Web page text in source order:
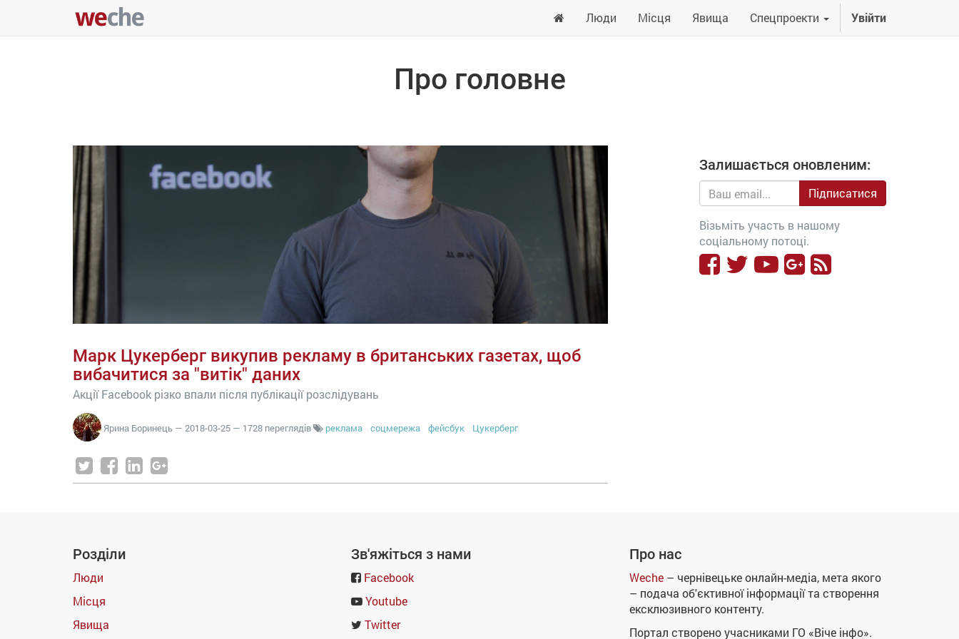
Люди Місця Явища Спецпроекти Увійти
Про головне
Марк Цукерберг викупив рекламу в британських газетах, щоб
вибачитися за "витік" даних
Акції Facebook різко впали після публікації розслідувань
Ярина Боринець — 2018-03-25 — 1728 переглядів реклама соцмережа фейсбук Цукерберг
Залишається оновленим:
Підписатися
Візьміть участь в нашому
соціальному потоці.
Розділи
Люди
Місця
Явища
Зв'яжіться з нами
Facebook
Youtube
Twitter
Про нас
Weche – чернівецьке онлайн-медіа, мета якого
– подача об'єктивної інформації та створення
ексклюзивного контенту.
Портал створено учасниками ГО «Віче інфо».